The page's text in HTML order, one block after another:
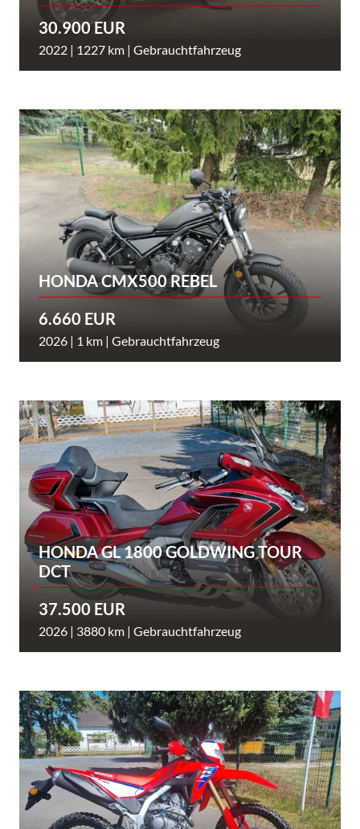
30.900 EUR
2022 | 1227 km | Gebrauchtfahrzeug
HONDA CMX500 REBEL
6.660 EUR
2026 | 1 km | Gebrauchtfahrzeug
HONDA GL 1800 GOLDWING TOUR
DCT
37.500 EUR
2026 | 3880 km | Gebrauchtfahrzeug